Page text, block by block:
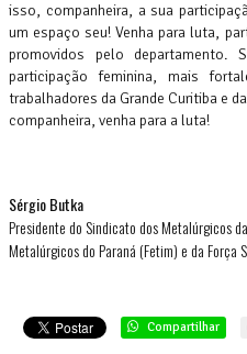
isso, companheira, a sua
um espaço seu! Venha para luta,
promovidos pelo departamento.
participação feminina, mais
trabalhadores da Grande Curitiba e
companheira, venha para a luta!
Sérgio Butka
Presidente do Sindicato dos Metalúrgicos
Metalúrgicos do Paraná (Fetim) e da Força
Compartilhar